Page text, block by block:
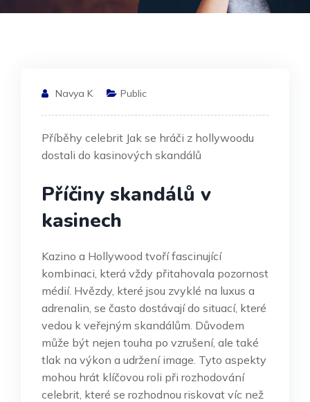
Navya K Public
Příběhy celebrit Jak se hráči z hollywoodu
dostali do kasinových skandálů
Příčiny skandálů v
kasinech
Kazino a Hollywood tvoří fascinující
kombinaci, která vždy přitahovala pozornost
médií. Hvězdy, které jsou zvyklé na luxus a
adrenalin, se často dostávají do situací, které
vedou k veřejným skandálům. Důvodem
může být nejen touha po vzrušení, ale také
tlak na výkon a udržení image. Tyto aspekty
mohou hrát klíčovou roli při rozhodování
celebrit, které se rozhodnou riskovat víc než